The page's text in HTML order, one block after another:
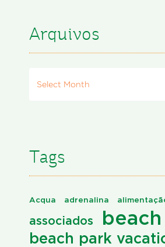
Arquivos
Select Month
Tags
Acqua adrenalina
associados
beach park